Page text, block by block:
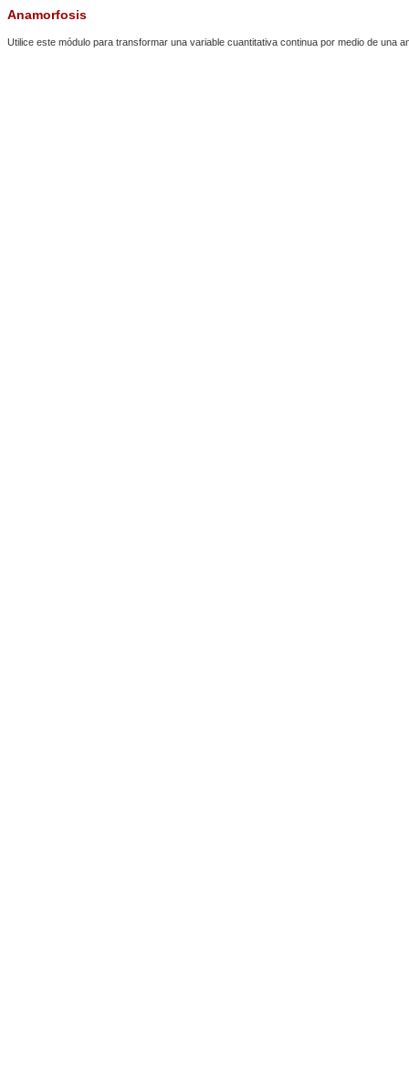
Anamorfosis
Utilice este módulo para transformar una variable cuantitativa continua por medio de una